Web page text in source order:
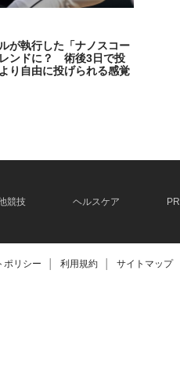
が執行した「ナノスコー
ンドに？ 術後3日で投
り自由に投げられる感覚
競技 ヘルスケア PR
ポリシー 利用規約 サイトマップ